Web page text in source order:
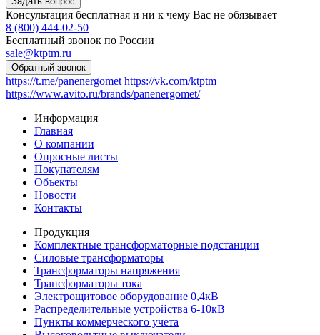
Консультация бесплатная и ни к чему Вас не обязывает
8 (800) 444-02-50
Бесплатный звонок по России
sale@ktptm.ru
https://t.me/panenergomet https://vk.com/ktptm
https://www.avito.ru/brands/panenergomet/
Информация
Главная
О компании
Опросные листы
Покупателям
Объекты
Новости
Контакты
Продукция
Комплектные трансформаторные подстанции
Силовые трансформаторы
Трансформаторы напряжения
Трансформаторы тока
Электрощитовое оборудование 0,4кВ
Распределительные устройства 6-10кВ
Пункты коммерческого учета